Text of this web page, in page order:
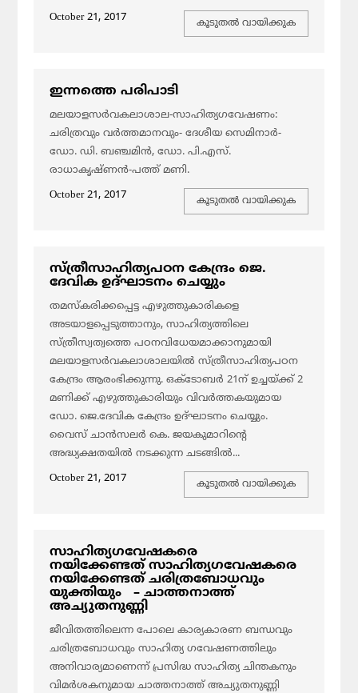
October 21, 2017
കൂടുതല്‍ വായിക്കുക
ഇന്നത്തെ പരിപാടി
മലയാളസര്‍വകലാശാല-സാഹിത്യഗവേഷണം:
ചരിത്രവും വര്‍ത്തമാനവും- ദേശീയ സെമിനാര്‍-
ഡോ. ഡി. ബഞ്ചമിന്‍, ഡോ. പി.എസ്.
രാധാകൃഷ്ണന്‍-പത്ത് മണി.
October 21, 2017
കൂടുതല്‍ വായിക്കുക
സ്ത്രീസാഹിത്യപഠന കേന്ദ്രം ജെ.
ദേവിക ഉദ്ഘാടനം ചെയ്യും
തമസ്‌കരിക്കപ്പെട്ട എഴുത്തുകാരികളെ
അടയാളപ്പെടുത്താനും, സാഹിത്യത്തിലെ
സ്ത്രീസ്വത്വത്തെ പഠനവിധേയമാക്കാനുമായി
മലയാളസര്‍വകലാശാലയില്‍ സ്ത്രീസാഹിത്യപഠന
കേന്ദ്രം ആരംഭിക്കുന്നു. ഒക്‌ടോബര്‍ 21ന് ഉച്ചയ്ക്ക് 2
മണിക്ക് എഴുത്തുകാരിയും വിവര്‍ത്തകയുമായ
ഡോ. ജെ.ദേവിക കേന്ദ്രം ഉദ്ഘാടനം ചെയ്യും.
വൈസ് ചാന്‍സലര്‍ കെ. ജയകുമാറിന്റെ
അദ്ധ്യക്ഷതയില്‍ നടക്കുന്ന ചടങ്ങില്‍...
October 21, 2017
കൂടുതല്‍ വായിക്കുക
സാഹിത്യഗവേഷകരെ
നയിക്കേണ്ടത് സാഹിത്യഗവേഷകരെ
നയിക്കേണ്ടത് ചരിത്രബോധവും
യുക്തിയും – ചാത്തനാത്ത്
അച്യുതനുണ്ണി
ജീവിതത്തിലെന്ന പോലെ കാര്യകാരണ ബന്ധവും
ചരിത്രബോധവും സാഹിത്യ ഗവേഷണത്തിലും
അനിവാര്യമാണെന്ന് പ്രസിദ്ധ സാഹിത്യ ചിന്തകനും
വിമര്‍ശകനുമായ ചാത്തനാത്ത് അച്യുതനുണ്ണി